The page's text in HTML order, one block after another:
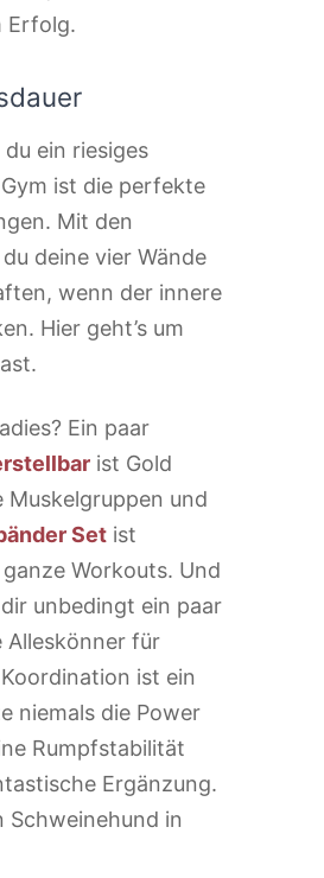
Erfolg.
ein riesiges
ist die perfekte
Mit den
deine vier Wände
wenn der innere
Hier geht’s um
Ein paar
ist Gold
und
Set ist
Workouts. Und
unbedingt ein paar
Alleskönner für
ist ein
niemals die Power
Rumpfstabilität
Ergänzung.
Schweinehund in